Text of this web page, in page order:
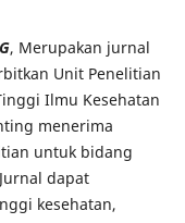
, Merupakan jurnal
Unit Penelitian
Ilmu Kesehatan
menerima
untuk bidang
dapat
kesehatan,